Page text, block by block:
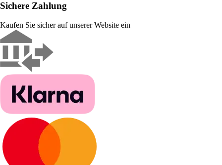
Sichere Zahlung
Kaufen Sie sicher auf unserer Website ein